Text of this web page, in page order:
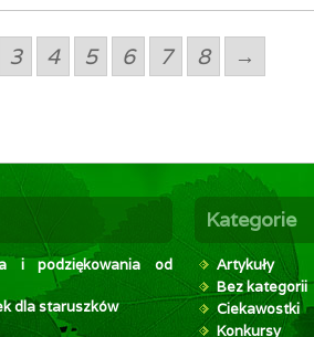
3 4 5 6 7 8 →
i podziękowania od
dla staruszków
Kategorie
Artykuły
Bez kategorii
Ciekawostki
Konkursy